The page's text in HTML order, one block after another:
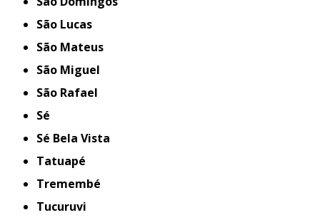
São Lucas
São Mateus
São Miguel
São Rafael
Sé
Sé Bela Vista
Tatuapé
Tremembé
Tucuruvi